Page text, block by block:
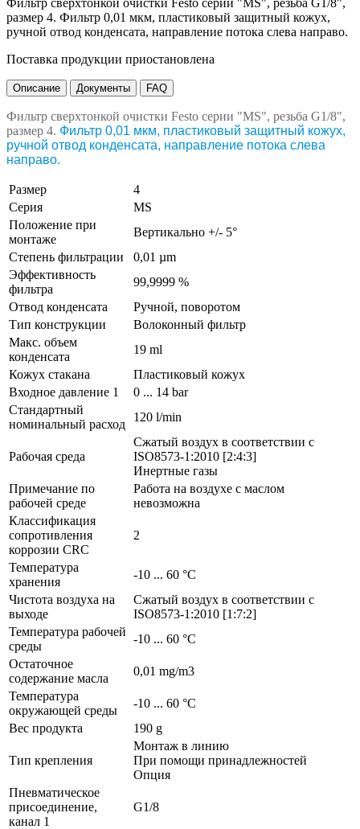
размер 4. Фильтр 0,01 мкм, пластиковый защитный кожух,
ручной отвод конденсата, направление потока слева направо.
Поставка продукции приостановлена
Описание Документы FAQ
Фильтр сверхтонкой очистки Festo серии "MS", резьба G1/8",
размер 4. Фильтр 0,01 мкм, пластиковый защитный кожух,
ручной отвод конденсата, направление потока слева
направо.
Размер
4
Серия
MS
Положение при
монтаже
Вертикально +/- 5°
Степень фильтрации
0,01 µm
Эффективность
фильтра
99,9999 %
Отвод конденсата
Ручной, поворотом
Тип конструкции
Волоконный фильтр
Макс. объем
конденсата
19 ml
Кожух стакана
Пластиковый кожух
Входное давление 1
0 ... 14 bar
Стандартный
номинальный расход
120 l/min
Рабочая среда
Сжатый воздух в соответствии с
ISO8573-1:2010 [2:4:3]
Инертные газы
Примечание по
рабочей среде
Работа на воздухе с маслом
невозможна
Классификация
сопротивления
коррозии CRC
2
Температура
хранения
-10 ... 60 °C
Чистота воздуха на
выходе
Сжатый воздух в соответствии с
ISO8573-1:2010 [1:7:2]
Температура рабочей
среды
-10 ... 60 °C
Остаточное
содержание масла
0,01 mg/m3
Температура
окружающей среды
-10 ... 60 °C
Вес продукта
190 g
Тип крепления
Монтаж в линию
При помощи принадлежностей
Опция
Пневматическое
присоединение,
канал 1
G1/8